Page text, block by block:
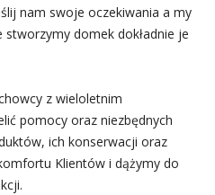
nam swoje oczekiwania a my
domek dokładnie je
z wieloletnim
pomocy oraz niezbędnych
ich konserwacji oraz
Klientów i dążymy do